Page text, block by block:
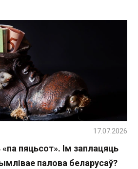
«па пяцьсот». Ім заплацяць
палова беларусаў?
17.07.2026